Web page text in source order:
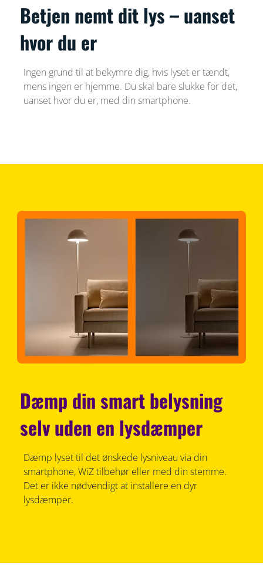
Betjen nemt dit lys – uanset
hvor du er
Ingen grund til at bekymre dig, hvis lyset er tændt,
mens ingen er hjemme. Du skal bare slukke for det,
uanset hvor du er, med din smartphone.
Dæmp din smart belysning
selv uden en lysdæmper
Dæmp lyset til det ønskede lysniveau via din
smartphone, WiZ tilbehør eller med din stemme.
Det er ikke nødvendigt at installere en dyr
lysdæmper.